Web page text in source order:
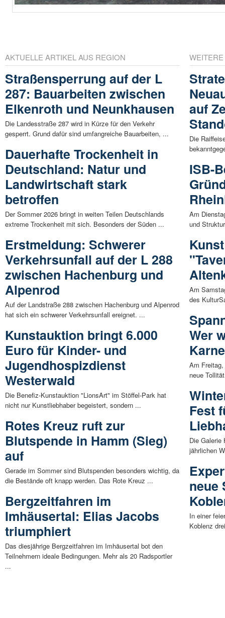
AKTUELLE ARTIKEL AUS REGION
Straßensperrung auf der L
287: Bauarbeiten zwischen
Elkenroth und Neunkhausen
Die Landesstraße 287 wird in Kürze für den Verkehr
gesperrt. Grund dafür sind umfangreiche Bauarbeiten, ...
Dauerhafte Trockenheit in
Deutschland: Natur und
Landwirtschaft stark
betroffen
Der Sommer 2026 bringt in weiten Teilen Deutschlands
extreme Trockenheit mit sich. Besonders der Süden ...
Erstmeldung: Schwerer
Verkehrsunfall auf der L 288
zwischen Hachenburg und
Alpenrod
Auf der Landstraße 288 zwischen Hachenburg und Alpenrod
hat sich ein schwerer Verkehrsunfall ereignet. ...
Kunstauktion bringt 6.000
Euro für Kinder- und
Jugendhospizdienst
Westerwald
Die Benefiz-Kunstauktion "LionsArt" im Stöffel-Park hat
nicht nur Kunstliebhaber begeistert, sondern ...
Rotes Kreuz ruft zur
Blutspende in Hamm (Sieg)
auf
Gerade im Sommer sind Blutspenden besonders wichtig, da
die Bestände oft knapp werden. Das Rote Kreuz ...
Bergzeitfahren im
Imhäusertal: Elias Jacobs
triumphiert
Das diesjährige Bergzeitfahren im Imhäusertal bot den
Teilnehmern ideale Bedingungen. Mehr als 20 Radsportler
...
auf
Die
ISB-
Am
und
Am
des
Wer
Am
neue
Fest
Die Galerie
jährlichen
neue
In einer
Koblenz